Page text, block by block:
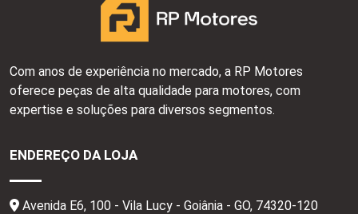
Com anos de experiência no mercado, a RP Motores
oferece peças de alta qualidade para motores, com
expertise e soluções para diversos segmentos.
ENDEREÇO DA LOJA
Avenida E6, 100 - Vila Lucy - Goiânia - GO, 74320-120